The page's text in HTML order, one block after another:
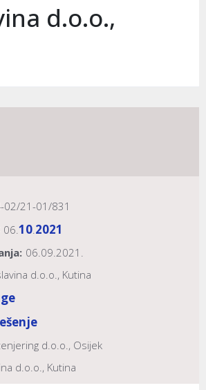
d.o.o.,
02/21-01/831
06.10.2021
06.09.2021.
d.o.o., Kutina
d.o.o., Osijek
d.o.o., Kutina